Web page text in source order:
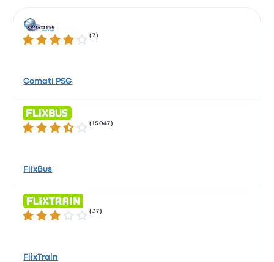
3.8 / 5 星 (7 )
Comati PSG
3.5 / 5 星 (15047 )
FlixBus
3.0 / 5 星 (37 )
FlixTrain